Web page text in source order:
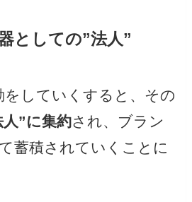
としての”法人”
をしていくすると、その
”に集約され、ブラン
蓄積されていくことに